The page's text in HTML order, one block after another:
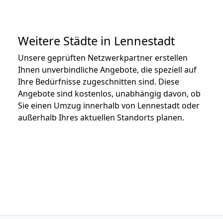
Weitere Städte in Lennestadt
Unsere geprüften Netzwerkpartner erstellen
Ihnen unverbindliche Angebote, die speziell auf
Ihre Bedürfnisse zugeschnitten sind. Diese
Angebote sind kostenlos, unabhängig davon, ob
Sie einen Umzug innerhalb von Lennestadt oder
außerhalb Ihres aktuellen Standorts planen.